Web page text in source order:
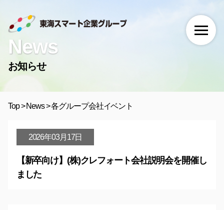
News
お知らせ
Top>News>各グループ会社イベント
2026年03月17日
【新卒向け】(株)クレフォート会社説明会を開催し
ました